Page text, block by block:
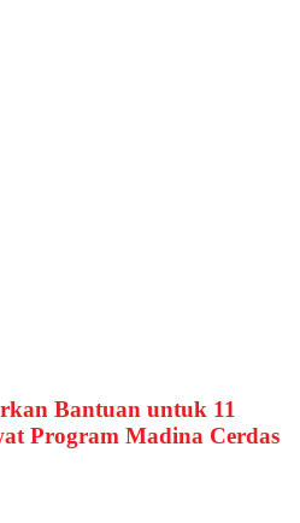
Bantuan untuk 11
Program Madina Cerdas